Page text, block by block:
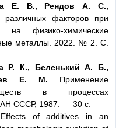
Е. В., Рендов А. С.,
различных факторов при
на физико-химические
металлы. 2022. № 2. С.
Р. К., Беленький А. Б.,
Е. М. Применение
в процессах
СССР, 1987. — 30 с.
of additives in an